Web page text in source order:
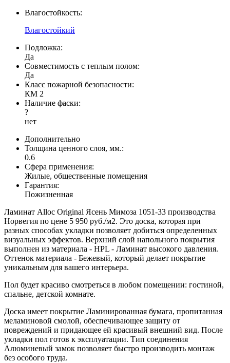
Влагостойкость:
Влагостойкий
Подложка:
Да
Совместимость с теплым полом:
Да
Класс пожарной безопасности:
КМ 2
Наличие фаски:
?
нет
Дополнительно
Толщина ценного слоя, мм.:
0.6
Сфера применения:
Жилые, общественные помещения
Гарантия:
Пожизненная
Ламинат Alloc Original Ясень Мимоза 1051-33 производства
Норвегия по цене 5 950 руб./м2. Это доска, которая при
разных способах укладки позволяет добиться определенных
визуальных эффектов. Верхний слой напольного покрытия
выполнен из материала - HPL - Ламинат высокого давления.
Оттенок материала - Бежевый, который делает покрытие
уникальным для вашего интерьера.
Пол будет красиво смотреться в любом помещении: гостиной,
спальне, детской комнате.
Доска имеет покрытие Ламинированная бумага, пропитанная
меламиновой смолой, обеспечивающее защиту от
повреждений и придающее ей красивый внешний вид. После
укладки пол готов к эксплуатации. Тип соединения
Алюминевый замок позволяет быстро производить монтаж
без особого труда.